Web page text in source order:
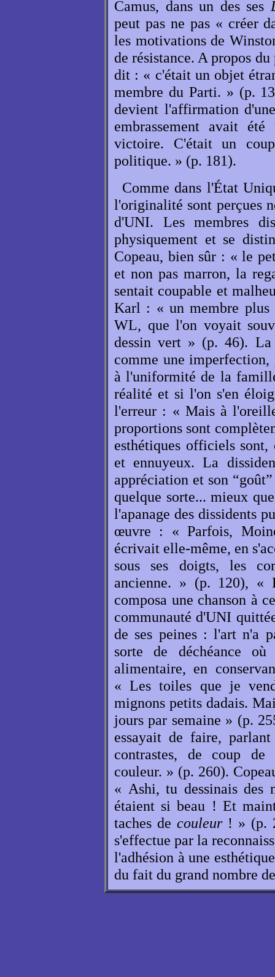
Camus, dans un des ses
peut pas ne pas « créer
les motivations de
de résistance. A propos
dit : « c'était un objet
membre du Parti. » (p.
devient l'affirmation
embrassement avait
victoire. C'était un
politique. » (p. 181).
Comme dans l'État
l'originalité sont perçues
d'UNI. Les membres
physiquement et se
Copeau, bien sûr : « le
et non pas marron, la
sentait coupable et
Karl : « un membre
WL, que l'on voyait
dessin vert » (p. 46). La
comme une
à l'uniformité de la
réalité et si l'on s'en
l'erreur : « Mais à
proportions sont
esthétiques officiels
et ennuyeux. La
appréciation et son
quelque sorte... mieux
l'apanage des dissidents
œuvre : « Parfois,
écrivait elle-même, en
sous ses doigts, les
ancienne. » (p. 120), «
composa une chanson à
communauté d'UNI
de ses peines : l'art n'a
sorte de déchéance
alimentaire, en
« Les toiles que je
mignons petits dadais.
jours par semaine » (p.
essayait de faire,
contrastes, de coup de
couleur. » (p. 260).
« Ashi, tu dessinais des
étaient si beau ! Et
taches de couleur! » (p.
s'effectue par la
l'adhésion à une
du fait du grand nombre